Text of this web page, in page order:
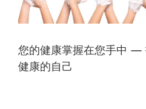
您的健康掌握在您手中 —
健康的自己